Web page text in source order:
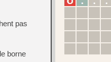
pas
borne